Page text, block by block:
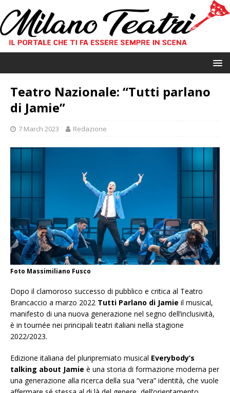
Teatro Nazionale: “Tutti parlano
di Jamie”
7 March 2023 Redazione
Foto Massimiliano Fusco
Dopo il clamoroso successo di pubblico e critica al Teatro
Brancaccio a marzo 2022 Tutti Parlano di Jamie il musical,
manifesto di una nuova generazione nel segno dell’inclusività,
è in tournée nei principali teatri italiani nella stagione
2022/2023.
Edizione italiana del pluripremiato musical Everybody’s
talking about Jamie è una storia di formazione moderna per
una generazione alla ricerca della sua “vera” identità, che vuole